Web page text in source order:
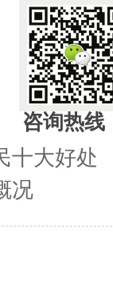
咨询热线
十大好处
况